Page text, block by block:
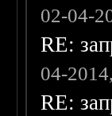
02-04-
RE:
04-
RE: